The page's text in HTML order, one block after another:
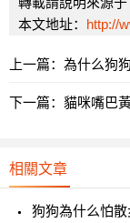
本文地址： http://
上一篇： 為什么狗
下一篇： 貓咪嘴巴
相關文章
狗狗為什么怕